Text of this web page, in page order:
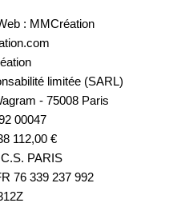
: MMCréation
limitée (SARL)
- 75008 Paris
00047
112,00 €
PARIS
76 339 237 992